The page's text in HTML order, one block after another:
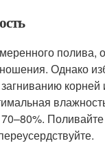
полива,
Однако